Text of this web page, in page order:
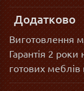
Додатково
Виготовлення
Гарантія 2
готових меблів